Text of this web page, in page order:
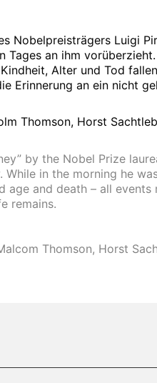
Nobelpreisträgers Luigi
Tages an ihm
Alter und Tod
Erinnerung an ein nicht
Thomson, Horst
by the Nobel Prize
in the morning he
age and death – all
remains.
Thomson, Horst